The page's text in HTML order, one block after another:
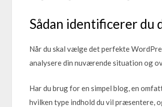
Sådan identificerer du
Når du skal vælge det perfekte
analysere din nuværende situation og
Har du brug for en simpel blog, en
hvilken type indhold du vil præsentere,